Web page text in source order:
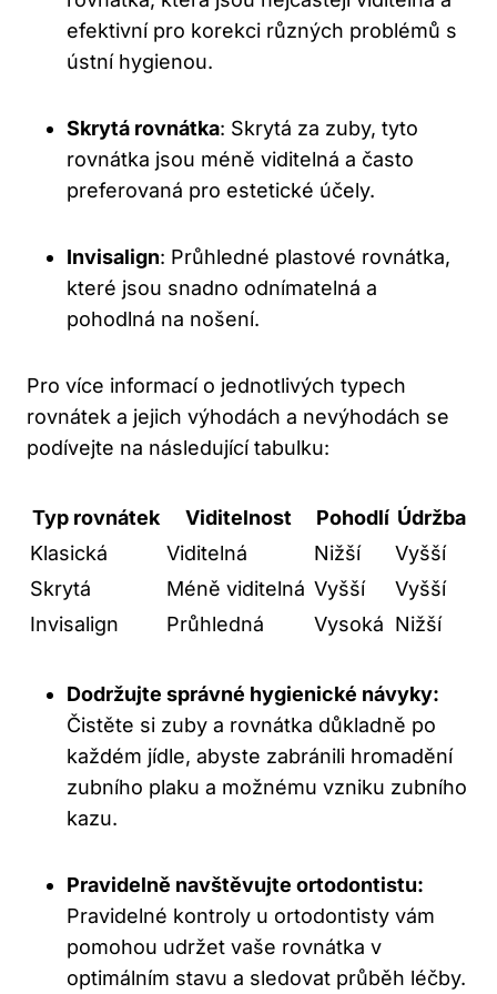
efektivní pro korekci různých problémů s
ústní hygienou.
Skrytá rovnátka: Skrytá za zuby, tyto
rovnátka jsou méně viditelná a často
preferovaná pro estetické účely.
Invisalign: Průhledné plastové rovnátka,
které jsou snadno odnímatelná a
pohodlná na nošení.
Pro více informací o jednotlivých typech
rovnátek a jejich výhodách a nevýhodách se
podívejte na následující tabulku:
Typ rovnátek Viditelnost Pohodlí Údržba
Klasická
Viditelná Nižší
Vyšší
Skrytá
Méně viditelná Vyšší
Vyšší
Invisalign
Průhledná Vysoká Nižší
Dodržujte správné hygienické návyky:
Čistěte si zuby a rovnátka důkladně po
každém jídle, abyste zabránili hromadění
zubního plaku a možnému vzniku zubního
kazu.
Pravidelně navštěvujte ortodontistu:
Pravidelné kontroly u ortodontisty vám
pomohou udržet vaše rovnátka v
optimálním stavu a sledovat průběh léčby.